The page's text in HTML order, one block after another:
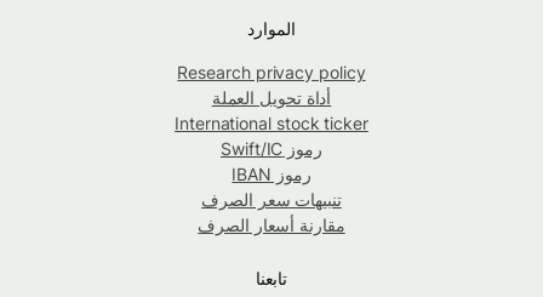
الموارد
Research privacy policy
أداة تحويل العملة
International stock ticker
رموز Swift/IC
رموز IBAN
تنبيهات سعر الصرف
مقارنة أسعار الصرف
تابعنا